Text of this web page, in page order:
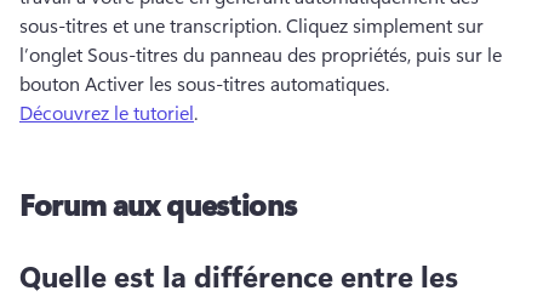
sous-titres et une transcription. Cliquez simplement sur
l’onglet Sous-titres du panneau des propriétés, puis sur le
bouton Activer les sous-titres automatiques.
Découvrez le tutoriel.
Forum aux questions
Quelle est la différence entre les